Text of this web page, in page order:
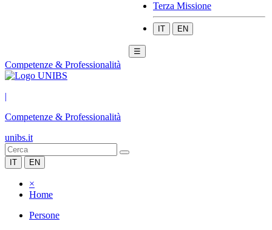
Terza Missione
IT EN
☰
Competenze & Professionalità
|
Competenze & Professionalità
unibs.it
IT EN
×
Home
Persone